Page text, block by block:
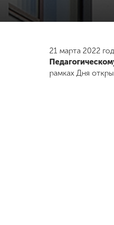
Студенческая
жизнь
Сведения об
образовательной
организации
21 марта 2022
рамках Дня